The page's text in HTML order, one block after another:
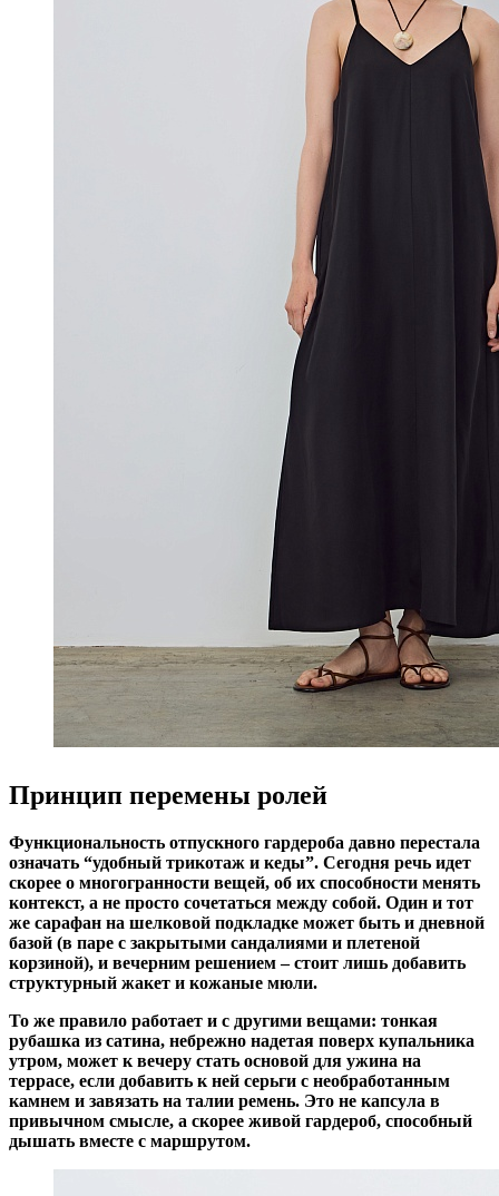
Принцип перемены ролей
Функциональность отпускного гардероба давно перестала
означать “удобный трикотаж и кеды”. Сегодня речь идет
скорее о многогранности вещей, об их способности менять
контекст, а не просто сочетаться между собой. Один и тот
же сарафан на шелковой подкладке может быть и дневной
базой (в паре с закрытыми сандалиями и плетеной
корзиной), и вечерним решением – стоит лишь добавить
структурный жакет и кожаные мюли.
То же правило работает и с другими вещами: тонкая
рубашка из сатина, небрежно надетая поверх купальника
утром, может к вечеру стать основой для ужина на
террасе, если добавить к ней серьги с необработанным
камнем и завязать на талии ремень. Это не капсула в
привычном смысле, а скорее живой гардероб, способный
дышать вместе с маршрутом.